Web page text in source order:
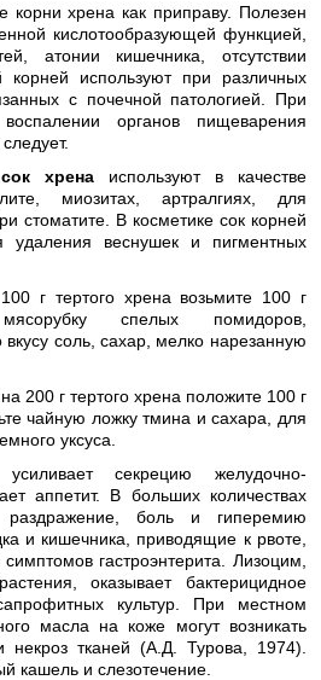
корни хрена как приправу. Полезен
кислотообразующей функцией,
атонии кишечника, отсутствии
корней используют при различных
с почечной патологией. При
органов пищеварения
хрена используют в качестве
миозитах, артралгиях, для
стоматите. В косметике сок корней
удаления веснушек и пигментных
г тертого хрена возьмите 100 г
спелых помидоров,
соль, сахар, мелко нарезанную
200 г тертого хрена положите 100 г
чайную ложку тмина и сахара, для
уксуса.
секрецию желудочно-
аппетит. В больших количествах
раздражение, боль и гиперемию
и кишечника, приводящие к рвоте,
гастроэнтерита. Лизоцим,
оказывает бактерицидное
культур. При местном
масла на коже могут возникать
тканей (А.Д. Турова, 1974).
кашель и слезотечение.